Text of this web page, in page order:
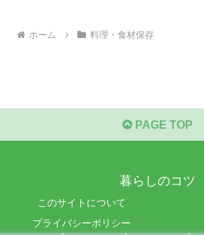
ホーム 料理・食材保存
PAGE TOP
暮らしのコツ
このサイトについて
プライバシーポリシー